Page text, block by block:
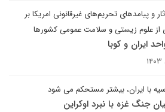
و پیامدهای تحریم‌های غیرقانونی امریکا بر
از علوم زیستی و سلامت عمومی کشورها
ایران و کوبا
با ایران، بیشتر مستحکم می شود
جنگ غزه با نبرد اوکراین